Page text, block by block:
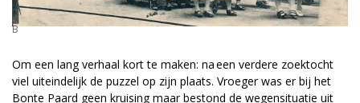
B
Om een lang verhaal kort te maken: na een verdere zoektocht
viel uiteindelijk de puzzel op zijn plaats. Vroeger was er bij het
Bonte Paard geen kruising maar bestond de wegensituatie uit